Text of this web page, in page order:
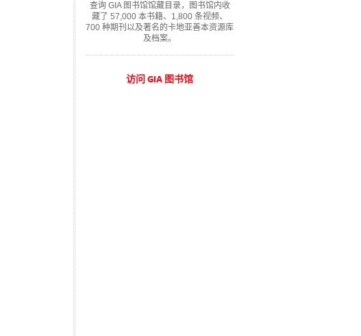
查询 GIA 图书馆馆藏目录，图书馆内收
藏了 57,000 本书籍、1,800 条视频、
700 种期刊以及著名的卡地亚善本资源库
及档案。
访问 GIA 图书馆